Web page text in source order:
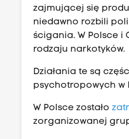
zajmującej się
niedawno rozbili
ścigania. W Polsce i
rodzaju narkotyków.
Działania te są
psychotropowych w
W Polsce zostało
zorganizowanej